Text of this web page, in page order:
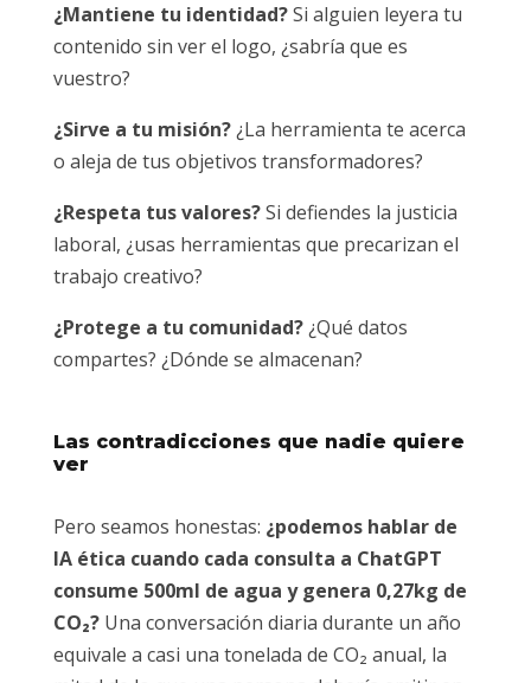
¿Mantiene tu identidad?Si alguien leyera tu
contenido sin ver el logo, ¿sabría que es
vuestro?
¿Sirve a tu misión?¿La herramienta te acerca
o aleja de tus objetivos transformadores?
¿Respeta tus valores?Si defiendes la justicia
laboral, ¿usas herramientas que precarizan el
trabajo creativo?
¿Protege a tu comunidad?¿Qué datos
compartes? ¿Dónde se almacenan?
Las contradicciones que nadie quiere
ver
Pero seamos honestas: ¿podemos hablar de
IA ética cuando cada consulta a ChatGPT
consume 500ml de agua y genera 0,27kg de
CO₂?Una conversación diaria durante un año
equivale a casi una tonelada de CO₂ anual, la